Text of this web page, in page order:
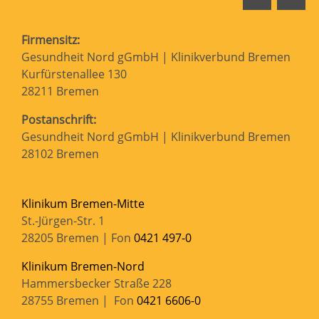
Firmensitz:
Gesundheit Nord gGmbH | Klinikverbund Bremen
Kurfürstenallee 130
28211 Bremen
Postanschrift:
Gesundheit Nord gGmbH | Klinikverbund Bremen
28102 Bremen
Klinikum Bremen-Mitte
St.-Jürgen-Str. 1
28205 Bremen | Fon 0421 497-0
Klinikum Bremen-Nord
Hammersbecker Straße 228
28755 Bremen | Fon 0421 6606-0